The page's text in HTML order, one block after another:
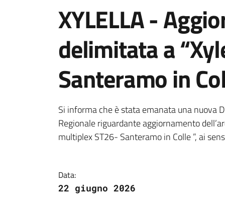
XYLELLA -
delimitata a
Santeramo in
Dettagli della
Si informa che è stata emanata una nuova
Regionale riguardante aggiornamento
multiplex ST26- Santeramo in Colle ”, ai
Data:
22 giugno 2026